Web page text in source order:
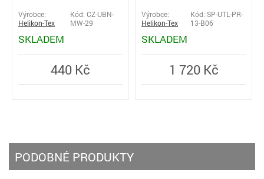
Výrobce:
Helikon-Tex
Kód: CZ-UBN-
MW-29
SKLADEM
440 Kč
Výrobce:
Helikon-Tex
Kód: SP-UTL-PR-
13-B06
SKLADEM
1 720 Kč
PODOBNÉ PRODUKTY